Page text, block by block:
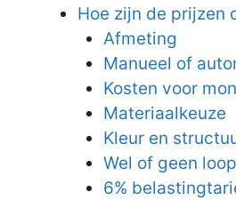
Hoe zijn de prijzen
Afmeting
Manueel of
Kosten voor
Materiaalkeuze
Kleur en
Wel of geen
6%